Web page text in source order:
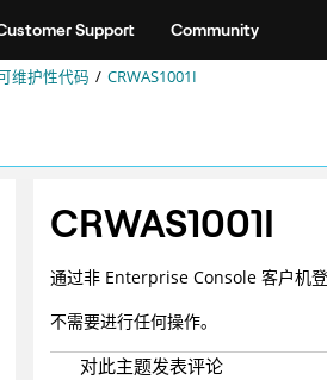
Support Community
维护性代码 CRWAS1001I
CRWAS1001I
通过非 Enterprise Console 客户机登
不需要进行任何操作。
对此主题发表评论